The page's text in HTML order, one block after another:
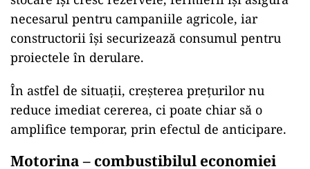
necesarul pentru campaniile agricole, iar
constructorii își securizează consumul pentru
proiectele în derulare.
În astfel de situații, creșterea prețurilor nu
reduce imediat cererea, ci poate chiar să o
amplifice temporar, prin efectul de anticipare.
Motorina – combustibilul economiei